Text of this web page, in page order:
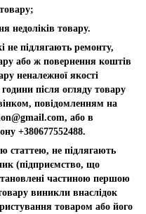
недоліків товару.
не підлягають ремонту,
або ж повернення коштів
неналежної якості
після огляду товару
повідомленням на
, або в
+380677552488.
статтею, не підлягають
(підприємство, що
частиною першою
виникли внаслідок
товаром або його